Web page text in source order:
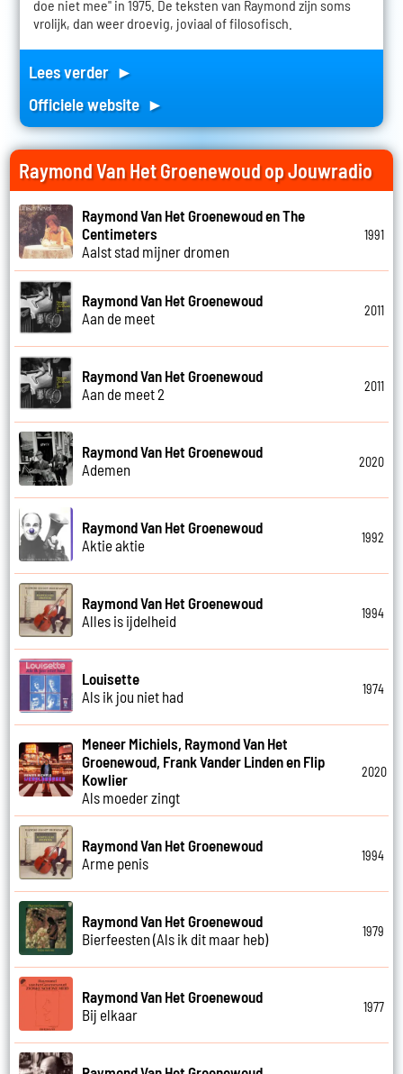
doe niet mee" in 1975. De teksten van Raymond zijn soms
vrolijk, dan weer droevig, joviaal of filosofisch.
Lees verder ►
Officiele website ►
Raymond Van Het Groenewoud op Jouwradio
Raymond Van Het Groenewoud en The
Centimeters
Aalst stad mijner dromen
1991
Raymond Van Het Groenewoud
Aan de meet
2011
Raymond Van Het Groenewoud
Aan de meet 2
2011
Raymond Van Het Groenewoud
Ademen
2020
Raymond Van Het Groenewoud
Aktie aktie
1992
Raymond Van Het Groenewoud
Alles is ijdelheid
1994
Louisette
Als ik jou niet had
1974
Meneer Michiels, Raymond Van Het
Groenewoud, Frank Vander Linden en Flip
Kowlier
Als moeder zingt
2020
Raymond Van Het Groenewoud
Arme penis
1994
Raymond Van Het Groenewoud
Bierfeesten (Als ik dit maar heb)
1979
Raymond Van Het Groenewoud
Bij elkaar
1977